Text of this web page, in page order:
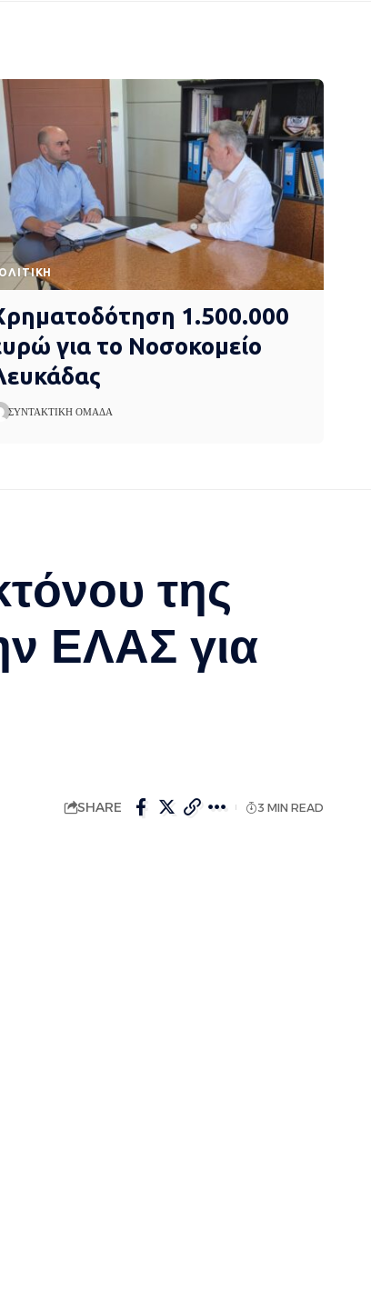
1.500.000
για το Νοσοκομείο
ΣΥΝΤΑΚΤΙΚΉ ΟΜΆΔΑ
της
ΕΛΑΣ για
SHARE 3 MIN READ